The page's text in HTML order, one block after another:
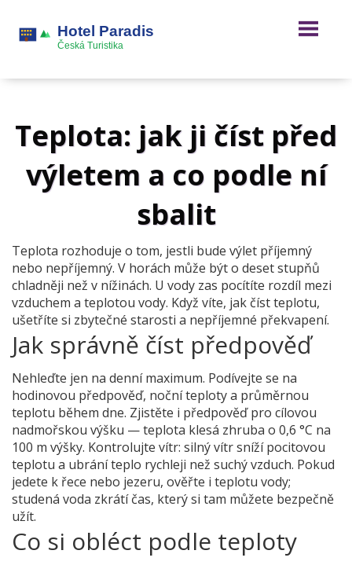
Teplota: jak ji číst před
výletem a co podle ní
sbalit
Teplota rozhoduje o tom, jestli bude výlet příjemný
nebo nepříjemný. V horách může být o deset stupňů
chladněji než v nížinách. U vody zas pocítíte rozdíl mezi
vzduchem a teplotou vody. Když víte, jak číst teplotu,
ušetříte si zbytečné starosti a nepříjemné překvapení.
Jak správně číst předpověď
Nehleďte jen na denní maximum. Podívejte se na
hodinovou předpověď, noční teploty a průměrnou
teplotu během dne. Zjistěte i předpověď pro cílovou
nadmořskou výšku — teplota klesá zhruba o 0,6 °C na
100 m výšky. Kontrolujte vítr: silný vítr sníží pocitovou
teplotu a ubrání teplo rychleji než suchý vzduch. Pokud
jedete k řece nebo jezeru, ověřte i teplotu vody;
studená voda zkrátí čas, který si tam můžete bezpečně
užít.
Co si obléct podle teploty